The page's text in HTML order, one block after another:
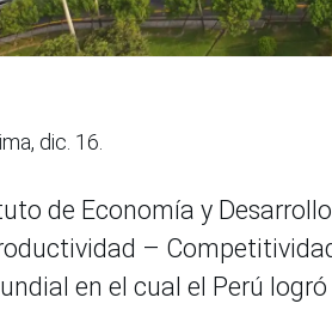
dic. 16.
de Economía y
–
en el cual el Perú